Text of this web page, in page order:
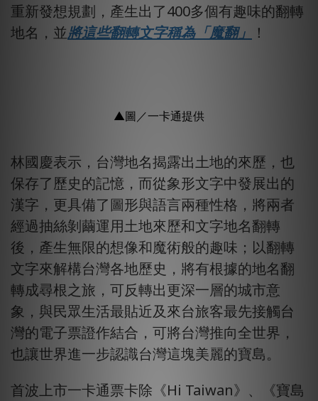
重新發想規劃，產生出了400多個有趣味的翻轉
地名，並將這些翻轉文字稱為「魔翻」 ！
▲圖／一卡通提供
林國慶表示，台灣地名揭露出土地的來歷，也
保存了歷史的記憶，而從象形文字中發展出的
漢字，更具備了圖形與語言兩種性格，將兩者
經過抽絲剝繭運用土地來歷和文字地名翻轉
後，產生無限的想像和魔術般的趣味；以翻轉
文字來解構台灣各地歷史，將有根據的地名翻
轉成尋根之旅，可反轉出更深一層的城市意
象，與民眾生活最貼近及來台旅客最先接觸台
灣的電子票證作結合，可將台灣推向全世界，
也讓世界進一步認識台灣這塊美麗的寶島。
首波上市一卡通票卡除《Hi Taiwan》、《寶島